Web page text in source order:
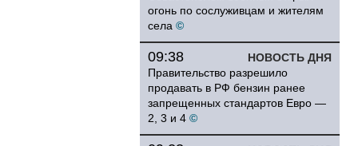
огонь по сослуживцам и жителям
села ©
НОВОСТЬ ДНЯ
09:38
Правительство разрешило
продавать в РФ бензин ранее
запрещенных стандартов Евро —
2, 3 и 4 ©